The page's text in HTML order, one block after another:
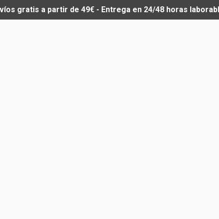
gratis a partir de 49€ - Entrega en 24/48 horas